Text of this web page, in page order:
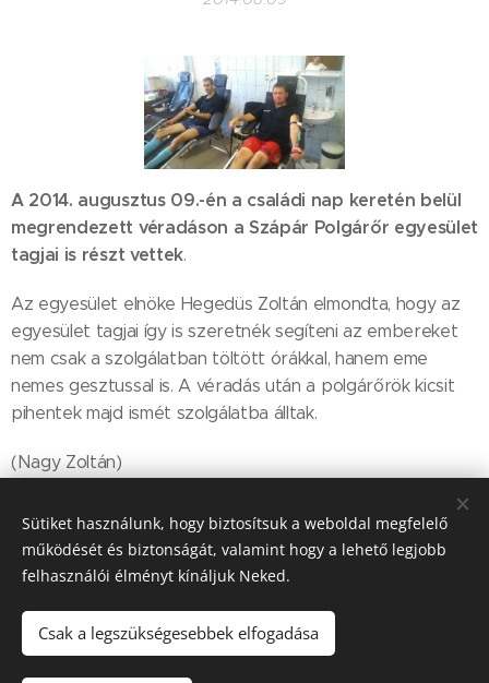
A 2014. augusztus 09.-én a családi nap keretén belül
megrendezett véradáson a Szápár Polgárőr egyesület
tagjai is részt vettek.
Az egyesület elnöke Hegedüs Zoltán elmondta, hogy az
egyesület tagjai így is szeretnék segíteni az embereket
nem csak a szolgálatban töltött órákkal, hanem eme
nemes gesztussal is. A véradás után a polgárőrök kicsit
pihentek majd ismét szolgálatba álltak.
(Nagy Zoltán)
2022. Szápár Község Önkormányzata © Minden jog fenntartva.
Sütiket használunk, hogy biztosítsuk a weboldal megfelelő
működését és biztonságát, valamint hogy a lehető legjobb
felhasználói élményt kínáljuk Neked.
Csak a legszükségesebbek elfogadása